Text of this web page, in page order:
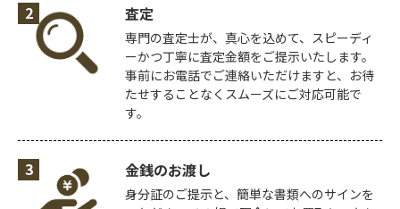
2 査定
専門の査定士が、真心を込めて、スピーディ
ーかつ丁寧に査定金額をご提示いたします。
事前にお電話でご連絡いただけますと、お待
たせすることなくスムーズにご対応可能で
す。
3 金銭のお渡し
身分証のご提示と、簡単な書類へのサインを